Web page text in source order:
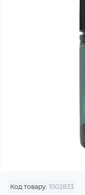
Код товару: 1002833